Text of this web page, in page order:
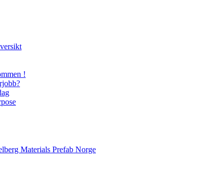
!
Materials Prefab Norge